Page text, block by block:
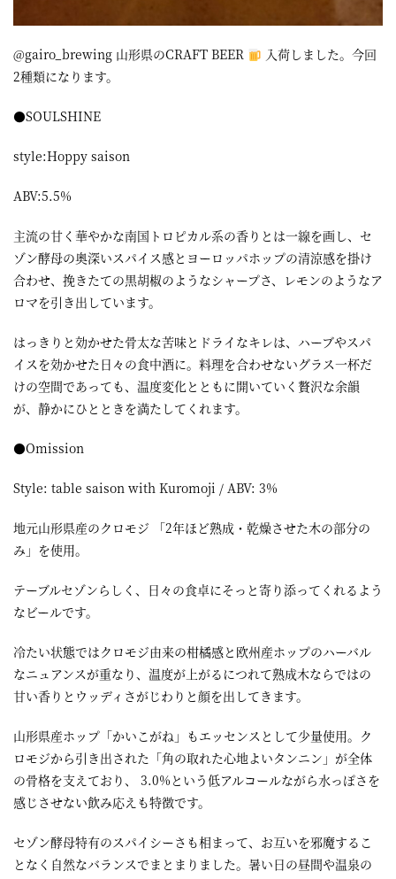
@gairo_brewing 山形県のCRAFT BEER
入荷しました。今回
2種類になります。
●SOULSHINE
style:Hoppy saison
ABV:5.5%
主流の甘く華やかな南国トロピカル系の香りとは一線を画し、セ
ゾン酵母の奥深いスパイス感とヨーロッパホップの清涼感を掛け
合わせ、挽きたての黒胡椒のようなシャープさ、レモンのようなア
ロマを引き出しています。
はっきりと効かせた骨太な苦味とドライなキレは、ハーブやスパ
イスを効かせた日々の食中酒に。料理を合わせないグラス一杯だ
けの空間であっても、温度変化とともに開いていく贅沢な余韻
が、静かにひとときを満たしてくれます。
●Omission
Style: table saison with Kuromoji / ABV: 3%
地元山形県産のクロモジ 「2年ほど熟成・乾燥させた木の部分の
み」を使用。
テーブルセゾンらしく、日々の食卓にそっと寄り添ってくれるよう
なビールです。
冷たい状態ではクロモジ由来の柑橘感と欧州産ホップのハーバル
なニュアンスが重なり、温度が上がるにつれて熟成木ならではの
甘い香りとウッディさがじわりと顔を出してきます。
山形県産ホップ「かいこがね」もエッセンスとして少量使用。ク
ロモジから引き出された「角の取れた心地よいタンニン」が全体
の骨格を支えており、 3.0%という低アルコールながら水っぽさを
感じさせない飲み応えも特徴です。
セゾン酵母特有のスパイシーさも相まって、お互いを邪魔するこ
となく自然なバランスでまとまりました。暑い日の昼間や温泉の